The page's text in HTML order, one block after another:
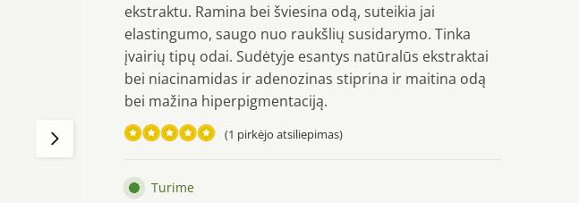
ekstraktu. Ramina bei šviesina odą, suteikia jai
elastingumo, saugo nuo raukšlių susidarymo. Tinka
įvairių tipų odai. Sudėtyje esantys natūralūs ekstraktai
bei niacinamidas ir adenozinas stiprina ir maitina odą
bei mažina hiperpigmentaciją.
5.00iš 5
(1 pirkėjo atsiliepimas)
Turime